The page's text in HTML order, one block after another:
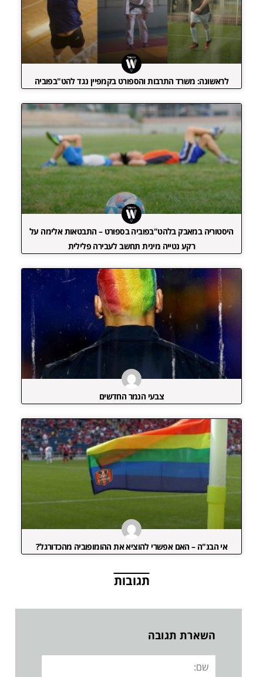
לראשונה: משרד התרבות והספורט בקמפיין נגד להט"בפוביה
היסטוריה במאבק בלהט"בפוביה בספורט – התבטאות אלימה על
רקע נטייה מינית תחשב לעבירה פלילית
צבעי הנמר החדשים
אי הבנ"ה – האם אפשרי להוציא את ההומופוביה מהכדורגל?
תגובות
השארת תגובה
שם: